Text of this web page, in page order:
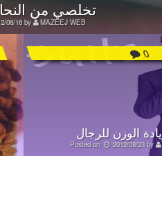
تخلصي من
08/16 by MAZEEJ WEB
الوزن للرجال
Posted on 2012/08/23by
0